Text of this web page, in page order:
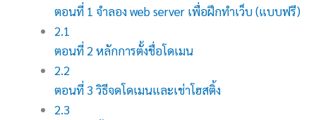
ตอนที่ 1 จําลอง web server เพื่อฝึกทำเว็บ (แบบฟรี)
2.1
ตอนที่ 2 หลักการตั้งชื่อโดเมน
2.2
ตอนที่ 3 วิธีจดโดเมนและเช่าโฮสติ้ง
2.3